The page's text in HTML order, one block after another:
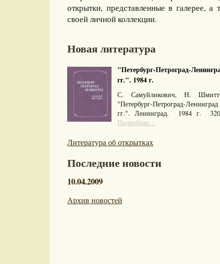
открытки, представленные в галерее, а
своей личной коллекции.
Новая литература
"Петербург-Петроград-
гг.". 1984 г.
С. Самуйликович, Н.
"Петербург-Петроград-
гг.". Ленинград. 1984 г.
Подробнее...
Литература об открытках
Последние новости
10.04.2009
Архив новостей